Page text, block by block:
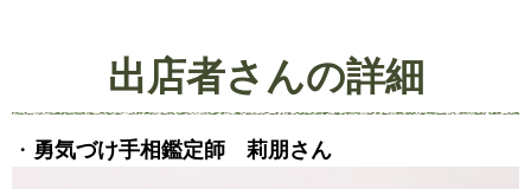
出店者さんの詳細
・ 勇気づけ手相鑑定師 莉朋さん